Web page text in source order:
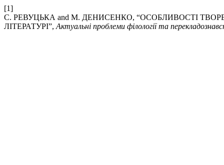
[1]
С. РЕВУЦЬКА and М. ДЕНИСЕНКО, “ОСОБЛИВОСТІ
ЛІТЕРАТУРІ”, Актуальні проблеми філології та